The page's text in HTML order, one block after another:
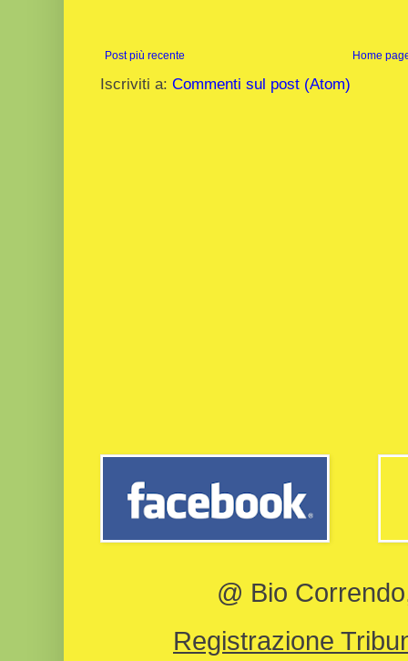
Post più recente Home
Iscriviti a: Commenti sul post (Atom)
@ Bio
Registrazione